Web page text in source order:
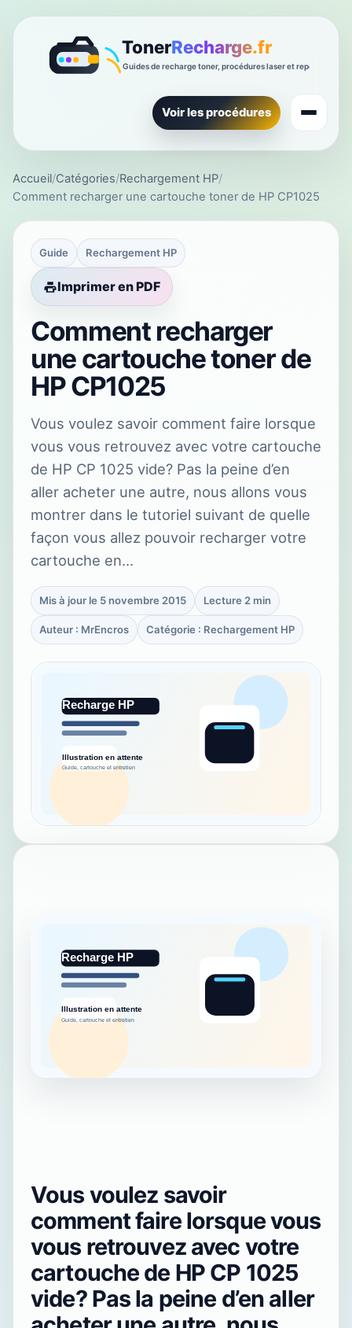
Voir les procédures
Accueil/Catégories/Rechargement HP/
Comment recharger une cartouche toner de HP CP1025
Guide Rechargement HP
Imprimer en PDF
Comment recharger
une cartouche toner de
HP CP1025
Vous voulez savoir comment faire lorsque
vous vous retrouvez avec votre cartouche
de HP CP 1025 vide? Pas la peine d’en
aller acheter une autre, nous allons vous
montrer dans le tutoriel suivant de quelle
façon vous allez pouvoir recharger votre
cartouche en…
Mis à jour le 5 novembre 2015 Lecture 2 min
Auteur : MrEncros Catégorie : Rechargement HP
Vous voulez savoir
comment faire lorsque vous
vous retrouvez avec votre
cartouche de HP CP 1025
vide? Pas la peine d’en aller